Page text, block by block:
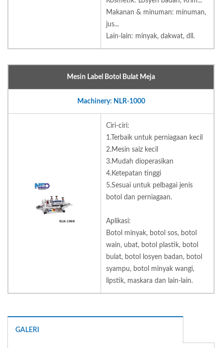
Makanan & minuman: minuman,
jus...
Lain-lain: minyak, dakwat, dll.
Mesin Label Botol Bulat Meja
Machinery: NLR-1000
Ciri-ciri:
1.Terbaik untuk perniagaan kecil
2.Mesin saiz kecil
3.Mudah dioperasikan
4.Ketepatan tinggi
5.Sesuai untuk pelbagai jenis
botol dan perniagaan.
Aplikasi:
Botol minyak, botol sos, botol
wain, ubat, botol plastik, botol
bulat, botol losyen badan, botol
syampu, botol minyak wangi,
lipstik, maskara dan lain-lain.
GALERI